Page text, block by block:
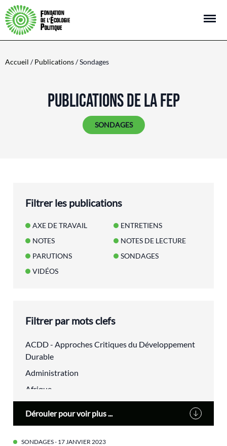
Open
Accueil /Publications/ Sondages
PUBLICATIONS DE LA FEP
SONDAGES
SONDAGES- 17 JANVIER 2023
Filtrer les publications
AXE DE TRAVAIL
ENTRETIENS
NOTES
NOTES DE LECTURE
PARUTIONS
SONDAGES
VIDÉOS
Filtrer par mots clefs
ACDD - Approches Critiques du Développement
Durable
Administration
Afrique
Alain Lipietz
Alimentation
Dérouler pour voir plus ...